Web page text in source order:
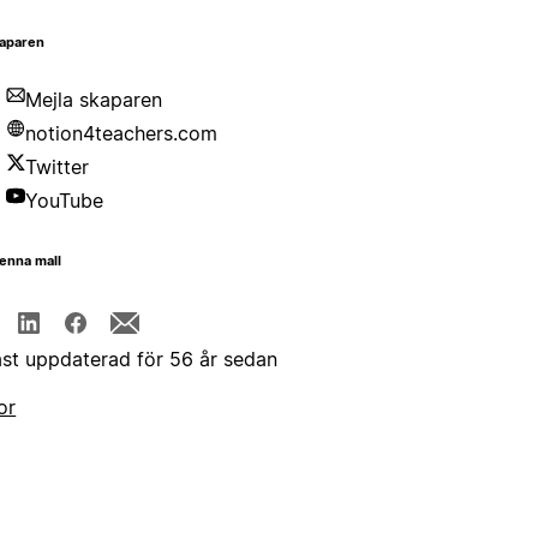
Mejla skaparen
notion4teachers.com
Twitter
YouTube
mall
uppdaterad för 56 år sedan